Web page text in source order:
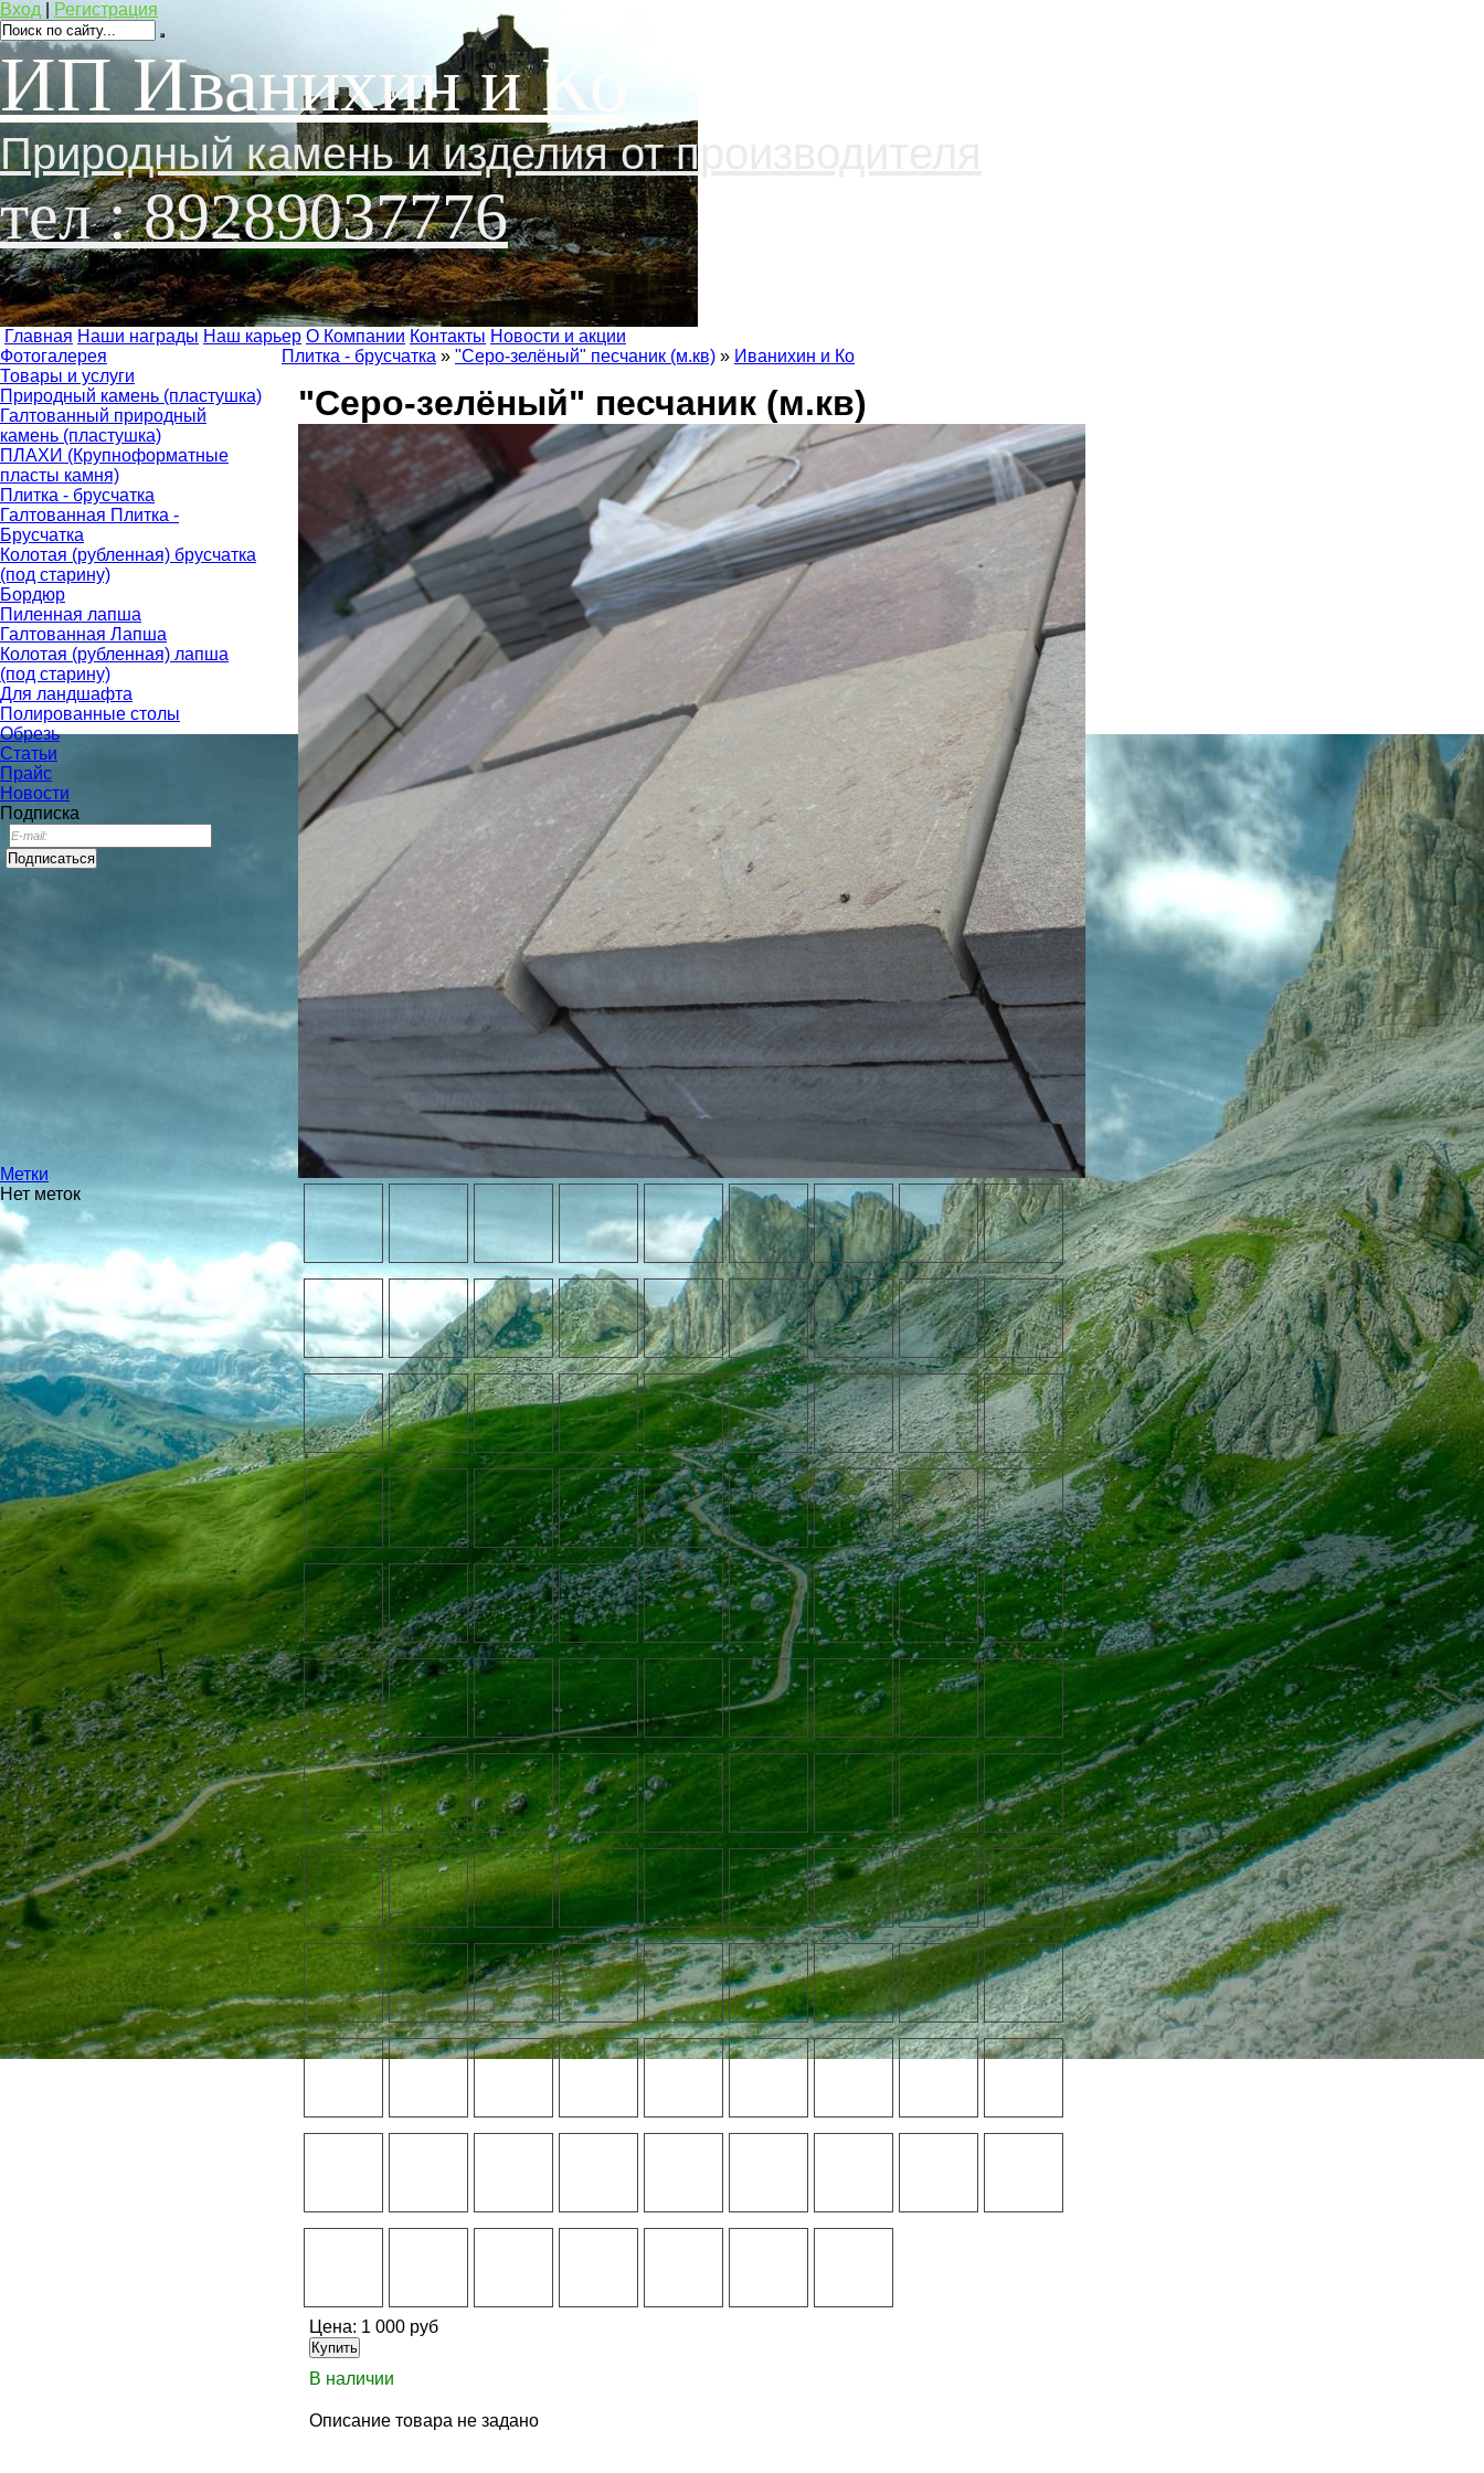
Вход Регистрация
ИП Иванихин и Ко
Природный камень и изделия от производителя
тел : 89289037776
Главная Наши награды Наш карьер О Компании Контакты Новости и акции
Фотогалерея
Товары и услуги
Природный камень (пластушка)
Галтованный природный
камень (пластушка)
ПЛАХИ (Крупноформатные
пласты камня)
Плитка - брусчатка
Галтованная Плитка -
Брусчатка
Колотая (рубленная) брусчатка
(под старину)
Бордюр
Пиленная лапша
Галтованная Лапша
Колотая (рубленная) лапша
(под старину)
Для ландшафта
Полированные столы
Обрезь
Статьи
Прайс
Новости
Подписка
Метки
Нет меток
Плитка - брусчатка » "Серо-зелёный" песчаник (м.кв) » Иванихин и Ко
"Серо-зелёный" песчаник (м.кв)
Цена: 1 000 руб
В наличии
Описание товара не задано